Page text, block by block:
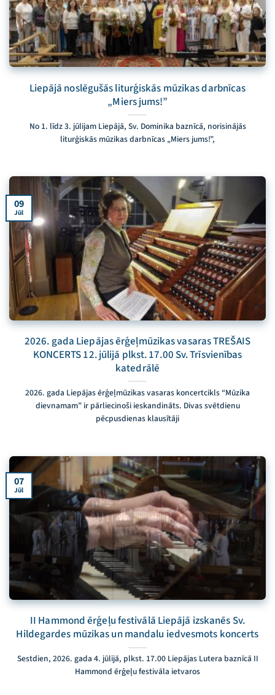
Liepājā noslēgušās liturģiskās mūzikas darbnīcas
„Miers jums!”
No 1. līdz 3. jūlijam Liepājā, Sv. Dominika baznīcā, norisinājās
liturģiskās mūzikas darbnīcas „Miers jums!”,
2026. gada Liepājas ērģeļmūzikas vasaras TREŠAIS
KONCERTS 12. jūlijā plkst. 17.00 Sv. Trīsvienības
katedrālē
2026. gada Liepājas ērģeļmūzikas vasaras koncertcikls “Mūzika
dievnamam” ir pārliecinoši ieskandināts. Divas svētdienu
pēcpusdienas klausītāji
09
Jūl
II Hammond ērģeļu festivālā Liepājā izskanēs Sv.
Hildegardes mūzikas un mandalu iedvesmots koncerts
Sestdien, 2026. gada 4. jūlijā, plkst. 17.00 Liepājas Lutera baznīcā II
Hammond ērģeļu festivāla ietvaros
07
Jūl